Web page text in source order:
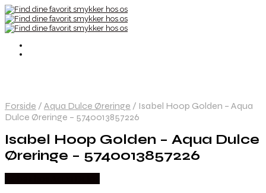
Forside / Aqua Dulce Øreringe / Isabel Hoop Golden – Aqua
Dulce Øreringe – 5740013857226
Isabel Hoop Golden – Aqua Dulce
Øreringe – 5740013857226